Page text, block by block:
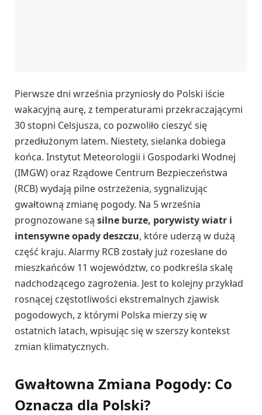
Pierwsze dni września przyniosły do Polski iście
wakacyjną aurę, z temperaturami przekraczającymi
30 stopni Celsjusza, co pozwoliło cieszyć się
przedłużonym latem. Niestety, sielanka dobiega
końca. Instytut Meteorologii i Gospodarki Wodnej
(IMGW) oraz Rządowe Centrum Bezpieczeństwa
(RCB) wydają pilne ostrzeżenia, sygnalizując
gwałtowną zmianę pogody. Na 5 września
prognozowane są silne burze, porywisty wiatr i
intensywne opady deszczu, które uderzą w dużą
część kraju. Alarmy RCB zostały już rozesłane do
mieszkańców 11 województw, co podkreśla skalę
nadchodzącego zagrożenia. Jest to kolejny przykład
rosnącej częstotliwości ekstremalnych zjawisk
pogodowych, z którymi Polska mierzy się w
ostatnich latach, wpisując się w szerszy kontekst
zmian klimatycznych.
Gwałtowna Zmiana Pogody: Co
Oznacza dla Polski?